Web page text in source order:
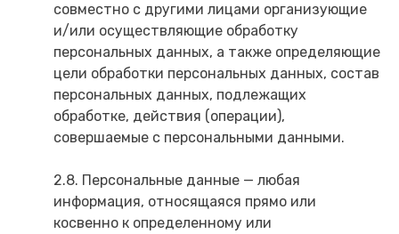
совместно с другими лицами организующие
и/или осуществляющие обработку
персональных данных, а также определяющие
цели обработки персональных данных, состав
персональных данных, подлежащих
обработке, действия (операции),
совершаемые с персональными данными.
2.8. Персональные данные — любая
информация, относящаяся прямо или
косвенно к определенному или